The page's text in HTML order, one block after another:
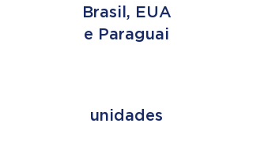
Brasil, EUA
e Paraguai
unidades